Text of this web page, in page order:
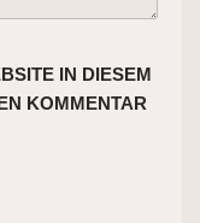
IN DIESEM
KOMMENTAR